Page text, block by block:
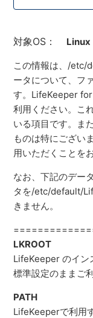
対象OS： Linux
この情報は、/etc/
ータについて、フ
す。LifeKeeper
利用ください。こ
いる項目です。ま
ものは特にござい
用いただくことを
なお、下記のデー
タを/etc/default/
きません。
LKROOT
LifeKeeper のイン
標準設定のままご
PATH
LifeKeeperで利用